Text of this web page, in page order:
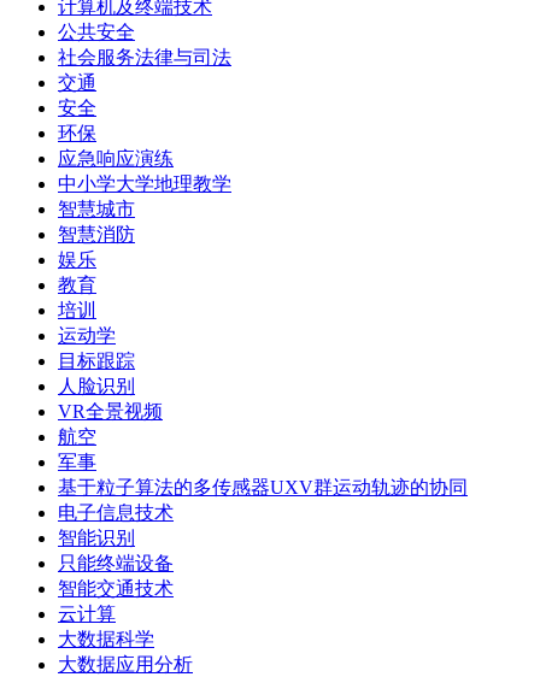
计算机及终端技术
公共安全
社会服务法律与司法
交通
安全
环保
应急响应演练
中小学大学地理教学
智慧城市
智慧消防
娱乐
教育
培训
运动学
目标跟踪
人脸识别
VR全景视频
航空
军事
基于粒子算法的多传感器UXV群运动轨迹的协同
电子信息技术
智能识别
只能终端设备
智能交通技术
云计算
大数据科学
大数据应用分析